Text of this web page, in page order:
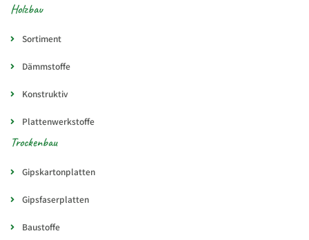
Holzbau
Sortiment
Dämmstoffe
Konstruktiv
Plattenwerkstoffe
Trockenbau
Gipskartonplatten
Gipsfaserplatten
Baustoffe